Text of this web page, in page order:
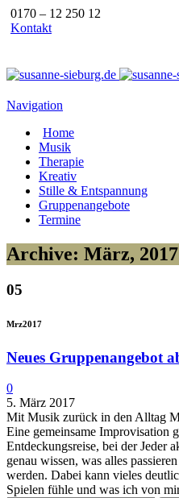
0170 – 12 250 12
Kontakt
Navigation
Home
Musik
Therapie
Kreativ
Stille & Entspannung
Gruppenangebote
Termine
Archive: März, 2017
05
Mrz2017
Neues Gruppenangebot
0
5. März 2017
Mit Musik zurück in den Alltag
Eine gemeinsame Improvisation
Entdeckungsreise, bei der Jeder
genau wissen, was alles
werden. Dabei kann vieles
Spielen fühle und was ich von